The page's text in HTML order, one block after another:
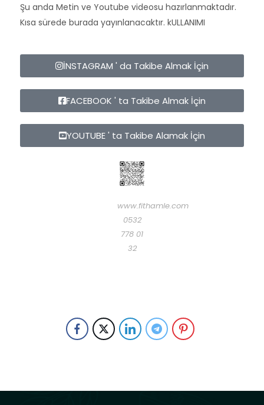
Şu anda Metin ve Youtube videosu hazırlanmaktadır.
Kısa sürede burada yayınlanacaktır. kULLANIMI
İNSTAGRAM ' da Takibe Almak İçin
FACEBOOK ' ta Takibe Almak İçin
YOUTUBE ' ta Takibe Alamak İçin
www.fithamle.com
0532
778 01
32